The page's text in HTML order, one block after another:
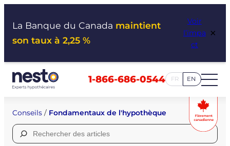
La Banque du Canada maintient
son taux à 2,25 %
Voir
l’impa
ct
×
1-866-686-0544 FR EN
Conseils / Fondamentaux de l'hypothèque
Rechercher :